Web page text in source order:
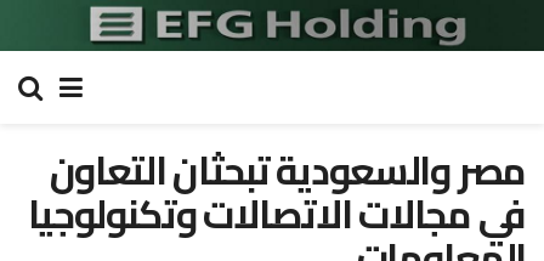
مصر والسعودية تبحثان التعاون
في مجالات الاتصالات وتكنولوجيا